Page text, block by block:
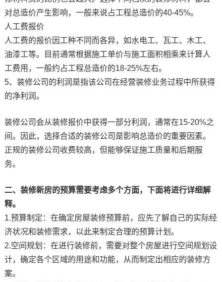
对总造价产生影响，一般来说占工程总造价的40-45%。
人工费报价
人工费的报价因工种不同而各异，如水电工、瓦工、木工、
油漆工等。目前通常根据施工单价与施工面积相乘来计算人
工费用，一般约占工程总造价的18-25%左右。
5、装修公司的利润是指该公司在经营装修业务过程中所获得
的净利润。
装修公司会从装修报价中获得一部分利润，通常在15-20%之
间。因此，选择合适的装修公司是影响总造价的重要因素。
正规的装修公司收费较高，但能够保证施工质量和后期服
务。
二、装修新房的预算需要考虑多个方面，下面将进行详细解
释。
1.预算制定：在确定房屋装修预算前，应先了解自己的实际经
济状况和装修需求，以此来制定合理的预算计划。
2.空间规划：在进行装修前，需要对整个房屋进行空间规划设
计，确定各个区域的用途和功能，从而制定出相应的装修方
案。